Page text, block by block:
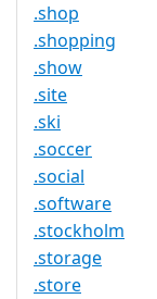
.shop
.shopping
.show
.site
.ski
.soccer
.social
.software
.stockholm
.storage
.store